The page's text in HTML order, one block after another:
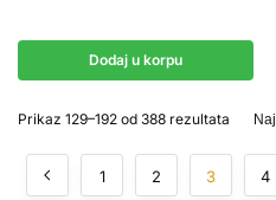
Dodaj u korpu
Prikaz 129–192 od 388 rezultata
1 2 3 4